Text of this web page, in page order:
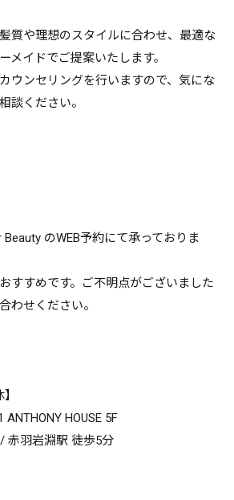
質や理想のスタイルに合わせ、最適な
メイドでご提案いたします。
ウンセリングを行いますので、気にな
談ください。
のWEB予約にて承っておりま
すすめです。ご不明点がございました
わせください。
HOUSE 5F
赤羽岩淵駅 徒歩5分